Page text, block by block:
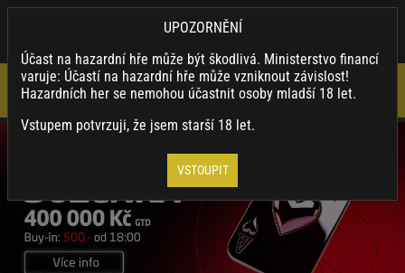
UPOZORNĚNÍ
Účast na hazardní hře může být škodlivá. Ministerstvo financí
varuje: Účastí na hazardní hře může vzniknout závislost!
Hazardních her se nemohou účastnit osoby mladší 18 let.
Vstupem potvrzuji, že jsem starší 18 let.
VSTOUPIT